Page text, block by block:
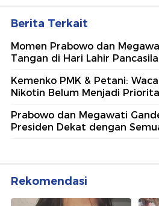
Berita Terkait
Momen Prabowo dan
Tangan di Hari Lahir Pancasila
Kemenko PMK & Petani:
Nikotin Belum Menjadi
Prabowo dan Megawati
Presiden Dekat dengan
Rekomendasi